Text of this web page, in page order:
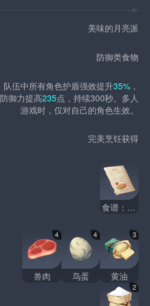
美味的月亮派
防御类食物
队伍中所有角色护盾强效提升35% ，
防御力提高235点，持续300秒。多人
游戏时，仅对自己的角色生效。
完美烹饪获得
食谱：月亮派
4
兽肉
4
鸟蛋
3
黄油
2